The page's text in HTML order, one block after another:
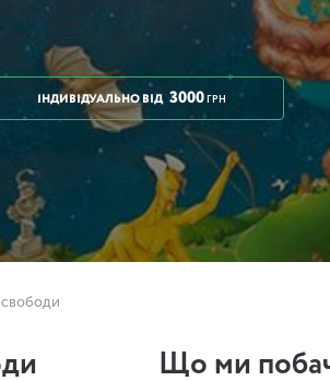
ІНДИВІДУАЛЬНОВІД 3000 ГРН
Що ми